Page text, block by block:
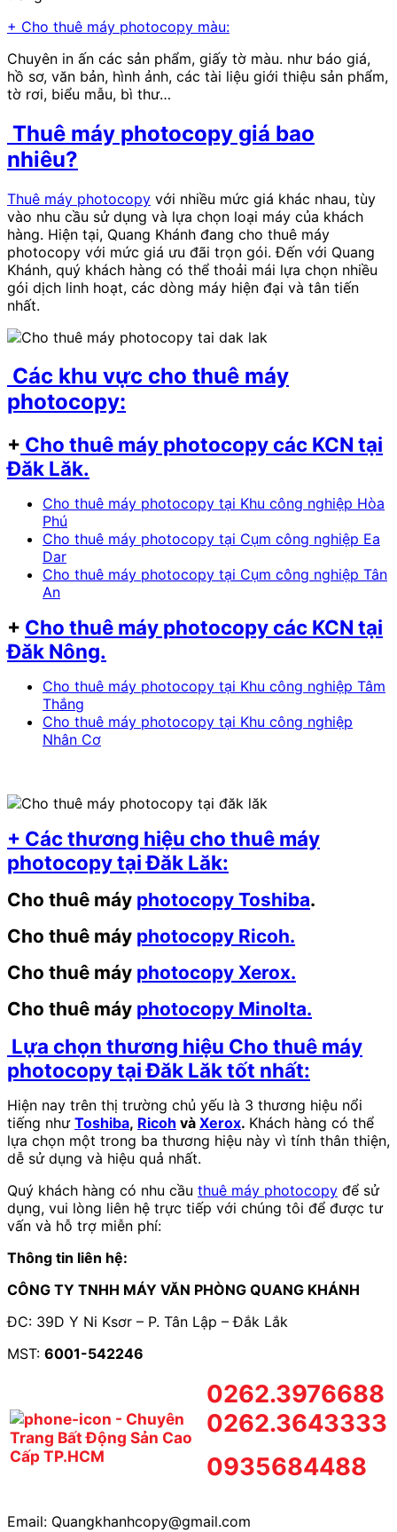
+ Cho thuê máy photocopy màu:
Chuyên in ấn các sản phẩm, giấy tờ màu. như báo giá,
hồ sơ, văn bản, hình ảnh, các tài liệu giới thiệu sản phẩm,
tờ rơi, biểu mẫu, bì thư…
Thuê máy photocopy giá bao
nhiêu?
Thuê máy photocopy với nhiều mức giá khác nhau, tùy
vào nhu cầu sử dụng và lựa chọn loại máy của khách
hàng. Hiện tại, Quang Khánh đang cho thuê máy
photocopy với mức giá ưu đãi trọn gói. Đến với Quang
Khánh, quý khách hàng có thể thoải mái lựa chọn nhiều
gói dịch linh hoạt, các dòng máy hiện đại và tân tiến
nhất.
Các khu vực cho thuê máy
photocopy:
+ Cho thuê máy photocopy các KCN tại
Đăk Lăk.
Cho thuê máy photocopy tại Khu công nghiệp Hòa
Phú
Cho thuê máy photocopy tại Cụm công nghiệp Ea
Dar
Cho thuê máy photocopy tại Cụm công nghiệp Tân
An
+ Cho thuê máy photocopy các KCN tại
Đăk Nông.
Cho thuê máy photocopy tại Khu công nghiệp Tâm
Thắng
Cho thuê máy photocopy tại Khu công nghiệp
Nhân Cơ
+ Các thương hiệu cho thuê máy
photocopy tại Đăk Lăk:
Cho thuê máy photocopy Toshiba.
Cho thuê máy photocopy Ricoh.
Cho thuê máy photocopy Xerox.
Cho thuê máy photocopy Minolta.
Lựa chọn thương hiệu Cho thuê máy
photocopy tại Đăk Lăk tốt nhất:
Hiện nay trên thị trường chủ yếu là 3 thương hiệu nổi
tiếng như Toshiba, Ricoh và Xerox. Khách hàng có thể
lựa chọn một trong ba thương hiệu này vì tính thân thiện,
dễ sử dụng và hiệu quả nhất.
Quý khách hàng có nhu cầu thuê máy photocopy để sử
dụng, vui lòng liên hệ trực tiếp với chúng tôi để được tư
vấn và hỗ trợ miễn phí:
Thông tin liên hệ:
CÔNG TY TNHH MÁY VĂN PHÒNG QUANG KHÁNH
ĐC: 39D Y Ni Ksơr – P. Tân Lập – Đắk Lắk
MST: 6001-542246
0262.3976688
0262.3643333
0935684488
Email: Quangkhanhcopy@gmail.com